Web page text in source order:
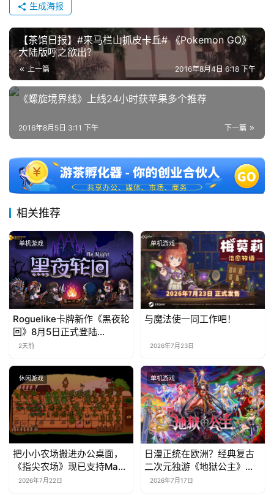
生成海报
【茶馆日报】#来马栏山抓皮卡丘# 《Pokemon GO》
大陆版呼之欲出？
上一篇 2016年8月4日 6:18 下午
《螺旋境界线》上线24小时获苹果多个推荐
下一篇
2016年8月5日 3:11 下午
相关推荐
单机游戏
Roguelike卡牌新作《黑夜轮
回》8月5日正式登陆
Steam，首发9折优惠开启
2天前
单机游戏
与魔法使一同工作吧！
2026年7月23日
休闲游戏
把小小农场搬进办公桌面，
《指尖农场》现已支持Mac
系统！
2026年7月22日
单机游戏
日漫正统在欧洲？经典复古
二次元独游《地狱公主》现
已EA上线
2026年7月17日